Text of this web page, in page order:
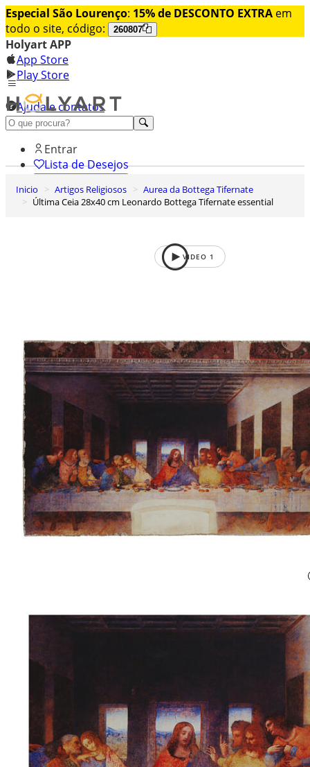
Especial São Lourenço: 15% de DESCONTO EXTRA em
todo o site, código:
260807
Holyart APP
App Store
Play Store
Ajuda e contatos
Conheça premium
Entrar
Lista de Desejos
0
Carrinho de Compras
Inicio Artigos Religiosos
Aurea da Bottega Tifernate
Última Ceia 28x40 cm Leonardo Bottega Tifernate essential
VIDEO 1